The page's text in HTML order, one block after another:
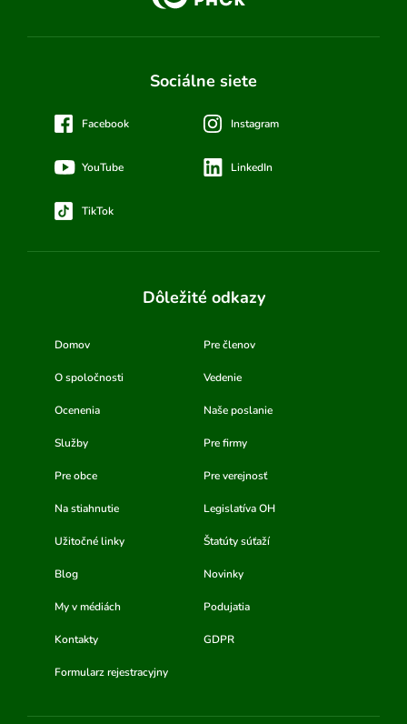
Sociálne siete
Facebook Instagram
YouTube LinkedIn
TikTok
Dôležité odkazy
Domov Pre členov
O spoločnosti Vedenie
Ocenenia Naše poslanie
Služby Pre firmy
Pre obce Pre verejnosť
Na stiahnutie Legislatíva OH
Užitočné linky Štatúty súťaží
Blog Novinky
My v médiách Podujatia
Kontakty GDPR
Formularz rejestracyjny